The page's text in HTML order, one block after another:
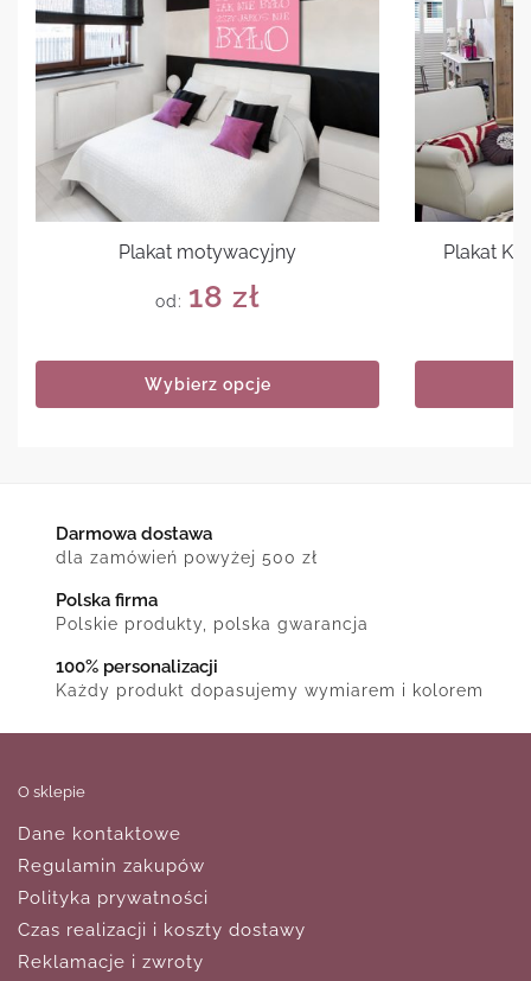
Plakat motywacyjny
od: 18 zł
Wybierz opcje
Plakat
Darmowa dostawa
dla zamówień powyżej 500 zł
Polska firma
Polskie produkty, polska gwarancja
100% personalizacji
Każdy produkt dopasujemy wymiarem i kolorem
O sklepie
Dane kontaktowe
Regulamin zakupów
Polityka prywatności
Czas realizacji i koszty dostawy
Reklamacje i zwroty